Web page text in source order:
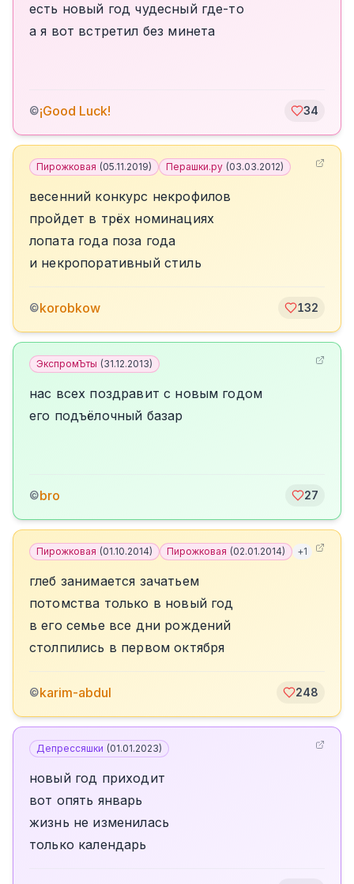
есть новый год чудесный где-то
а я вот встретил без минета
©¡Good Luck! 34
Пирожковая (05.11.2019) Перашки.ру (03.03.2012)
весенний конкурс некрофилов
пройдет в трёх номинациях
лопата года поза года
и некропоративный стиль
©korobkow 132
ЭкспромЪты (31.12.2013)
нас всех поздравит с новым годом
его подъёлочный базар
©bro 27
Пирожковая (01.10.2014) Пирожковая (02.01.2014) +1
глеб занимается зачатьем
потомства только в новый год
в его семье все дни рождений
столпились в первом октября
©karim-abdul 248
Депрессяшки (01.01.2023)
новый год приходит
вот опять январь
жизнь не изменилась
только календарь